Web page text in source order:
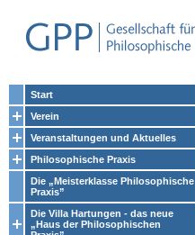
Start
Verein
Veranstaltungen und Aktuelles
Philosophische Praxis
Die „Meisterklasse Philosophische
Praxis”
Die Villa Hartungen - das neue
„Haus der Philosophischen